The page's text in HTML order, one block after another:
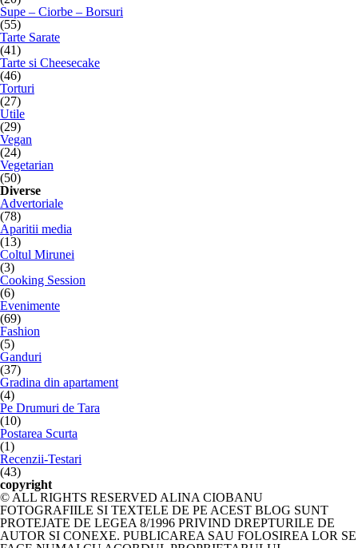
Supe – Ciorbe – Borsuri
(55)
Tarte Sarate
(41)
Tarte si Cheesecake
(46)
Torturi
(27)
Utile
(29)
Vegan
(24)
Vegetarian
(50)
Diverse
Advertoriale
(78)
Aparitii media
(13)
Coltul Mirunei
(3)
Cooking Session
(6)
Evenimente
(69)
Fashion
(5)
Ganduri
(37)
Gradina din apartament
(4)
Pe Drumuri de Tara
(10)
Postarea Scurta
(1)
Recenzii-Testari
(43)
copyright
© ALL RIGHTS RESERVED ALINA CIOBANU
FOTOGRAFIILE SI TEXTELE DE PE ACEST BLOG SUNT
PROTEJATE DE LEGEA 8/1996 PRIVIND DREPTURILE DE
AUTOR SI CONEXE. PUBLICAREA SAU FOLOSIREA LOR SE